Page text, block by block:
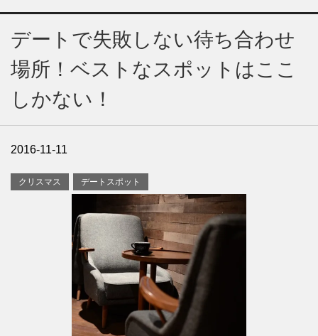
デートで失敗しない待ち合わせ
場所！ベストなスポットはここ
しかない！
2016-11-11
クリスマス デートスポット